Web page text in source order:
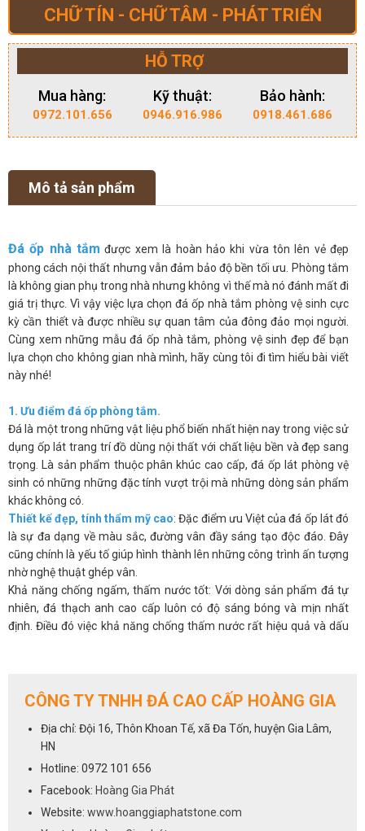
CHỮ TÍN - CHỮ TÂM - PHÁT TRIỂN
HỖ TRỢ
Mua hàng:
0972.101.656
Kỹ thuật:
0946.916.986
Bảo hành:
0918.461.686
Mô tả sản phẩm
Đá ốp nhà tắm được xem là hoàn hảo khi vừa tôn lên vẻ đẹp
phong cách nội thất nhưng vẫn đảm bảo độ bền tối ưu. Phòng tắm
là không gian phụ trong nhà nhưng không vì thế mà nó đánh mất đi
giá trị thực. Vì vậy việc lựa chọn đá ốp nhà tắm phòng vệ sinh cực
kỳ cần thiết và được nhiều sự quan tâm của đông đảo mọi người.
Cùng xem những mẫu đá ốp nhà tắm, phòng vệ sinh đẹp để bạn
lựa chọn cho không gian nhà mình, hãy cùng tôi đi tìm hiểu bài viết
này nhé!
1. Ưu điểm đá ốp phòng tắm.
Đá là một trong những vật liệu phổ biến nhất hiện nay trong việc sử
dụng ốp lát trang trí đồ dùng nội thất với chất liệu bền và đẹp sang
trọng. Là sản phẩm thuộc phân khúc cao cấp, đá ốp lát phòng vệ
sinh có những những đặc tính vượt trội mà những dòng sản phẩm
khác không có.
Thiết kế đẹp, tính thẩm mỹ cao: Đặc điểm ưu Việt của đá ốp lát đó
là sự đa dạng về màu sắc, đường vân đầy sáng tạo độc đáo. Đây
cũng chính là yếu tố giúp hình thành lên những công trình ấn tượng
nhờ nghệ thuật ghép vân.
Khả năng chống ngấm, thấm nước tốt: Với dòng sản phẩm đá tự
nhiên, đá thạch anh cao cấp luôn có độ sáng bóng và mịn nhất
định. Điều đó việc khả năng chống thấm nước rất hiệu quả và dấu
việc xảy ra hiện tượng vi khuẩn trên mặt đá là không có. Việc sử
giải pháp đơn giản giúp bạn không còn phải lo việc tích tụ vi khuẩn,
ố màu, rong rêu,… như chất liệu khác.
Vệ sinh dễ dàng: Một trong những yêu cầu đặc biệt của ốp đá nhà
tắm là khả năng chống thấm nước rất tốt và dễ dàng vệ sinh. Đối
với các dòng đá tự nhiên, đá nhân tạo gốc thạch anh bạn hoàn
toàn có thể yên tâm về độ bền đẹp, khả năng chống thấm. Tuy
CÔNG TY TNHH ĐÁ CAO CẤP HOÀNG GIA
Địa chỉ: Đội 16, Thôn Khoan Tế, xã Đa Tốn, huyện Gia Lâm,
HN
Hotline: 0972 101 656
Facebook: Hoàng Gia Phát
Website: www.hoanggiaphatstone.com